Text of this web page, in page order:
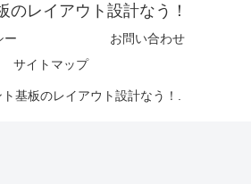
のレイアウト設計なう！
ー
お問い合わせ
サイトマップ
基板のレイアウト設計なう！.